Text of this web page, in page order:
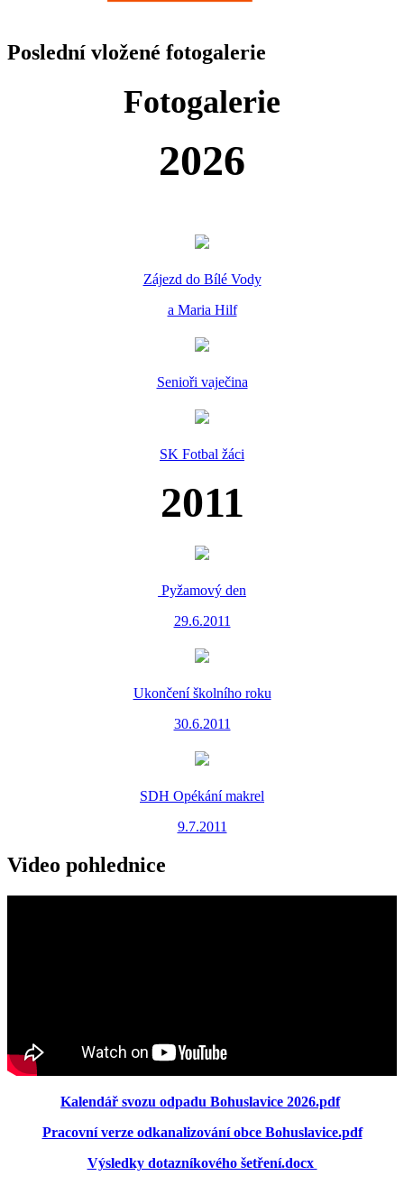
Poslední vložené fotogalerie
Fotogalerie
2026
Zájezd do Bílé Vody
a Maria Hilf
Senioři vaječina
SK Fotbal žáci
2011
Pyžamový den
29.6.2011
Ukončení školního roku
30.6.2011
SDH Opékání makrel
9.7.2011
Video pohlednice
Kalendář svozu odpadu Bohuslavice 2026.pdf
Pracovní verze odkanalizování obce Bohuslavice.pdf
Výsledky dotazníkového šetření.docx